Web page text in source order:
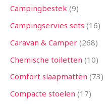
Campingbestek 9
Campingservies sets 16
Caravan & Camper 268
Chemische toiletten 10
Comfort slaapmatten 73
Compacte stoelen 17